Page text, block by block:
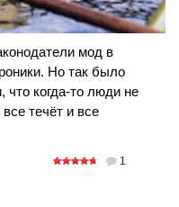
мод в
Но так было
что когда-то люди не
течёт и все
1